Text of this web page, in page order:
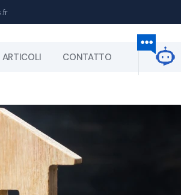
ARTICOLI CONTATTO